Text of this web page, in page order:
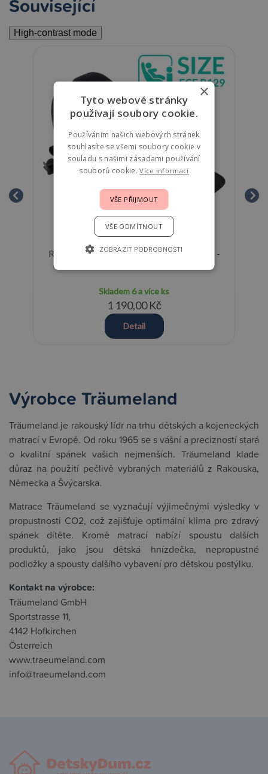
Související
High-contrast mode
Reemy Podsedák s isofixem a podložkou -
Skladem 6 a více ks
1 190,00 Kč
Detail
Výrobce Träumeland
Träumeland je rakouský lídr na trhu dětských a kojeneckých
matrací v Evropě. Od roku 1965 se s vášní a precizností stará
o kvalitní spánek vašich nejmenších. Träumeland klade
důraz na použití pečlivě vybraných materiálů z Rakouska,
Německa a Švýcarska.
Matrace Träumeland se vyznačují výjimečnými výsledky v
propustnosti CO2, což zajišťuje optimální klima pro zdravý
spánek dítěte. Kromě matrací nabízí spoustu dalších
produktů, jako jsou dětská hnízdečka, nepropustné
podložky a spousty dalšího vybavení pro dětskou postýlku.
Kontakt na výrobce:
Träumeland GmbH
Sportstrasse 11,
4142 Hofkirchen
Österreich
www.traeumeland.com
info@traeumeland.com
×
Tyto webové stránky
používají soubory cookie.
Používáním našich webových stránek
souhlasíte se všemi soubory cookie v
souladu s našimi zásadami používání
souborů cookie.Více informací
VŠE PŘIJMOUT
VŠE ODMÍTNOUT
ZOBRAZIT PODROBNOSTI